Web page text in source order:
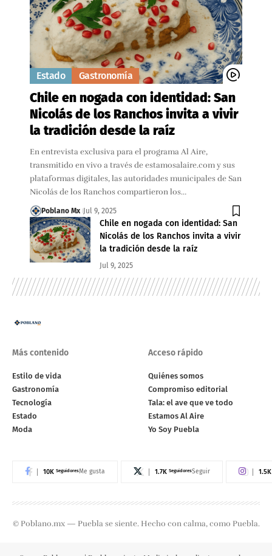
Estado Gastronomía
Chile en nogada con identidad: San
Nicolás de los Ranchos invita a vivir
la tradición desde la raíz
En entrevista exclusiva para el programa Al Aire,
transmitido en vivo a través de estamosalaire.com y sus
plataformas digitales, las autoridades municipales de San
Nicolás de los Ranchos compartieron los…
Poblano Mx Jul 9, 2025
Chile en nogada con identidad: San
Nicolás de los Ranchos invita a vivir
la tradición desde la raíz
Jul 9, 2025
Más contenido
Estilo de vida
Gastronomía
Tecnología
Estado
Moda
Acceso rápido
Quiénes somos
Compromiso editorial
Tala: el ave que ve todo
Estamos Al Aire
Yo Soy Puebla
10K SeguidoresMe gusta 1.7K SeguidoresSeguir 1.5K
© Poblano.mx — Puebla se siente. Hecho con calma, como Puebla.